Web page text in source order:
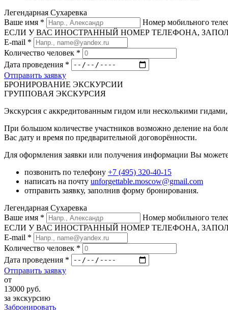
Легендарная Сухаревка
Ваше имя *
Номер мобильного
ЕСЛИ У ВАС ИНОСТРАННЫЙ НОМЕР ТЕЛЕФОНА,
E-mail *
Количество человек *
Дата проведения *
Отправить заявку
БРОНИРОВАНИЕ ЭКСКУРСИИ
ГРУППОВАЯ ЭКСКУРСИЯ
Экскурсия с аккредитованным гидом или несколькими
При большом количестве участников возможно деление на
Вас дату и время по предварительной договорённости.
Для оформления заявки или получения информации Вы
позвонить по телефону +7 (495) 320-40-15
написать на почту unforgettable.moscow@gmail.com
отправить заявку, заполнив форму бронирования.
Легендарная Сухаревка
Ваше имя *
Номер мобильного
ЕСЛИ У ВАС ИНОСТРАННЫЙ НОМЕР ТЕЛЕФОНА,
E-mail *
Количество человек *
Дата проведения *
Отправить заявку
от
13000 руб.
за экскурсию
Забронировать